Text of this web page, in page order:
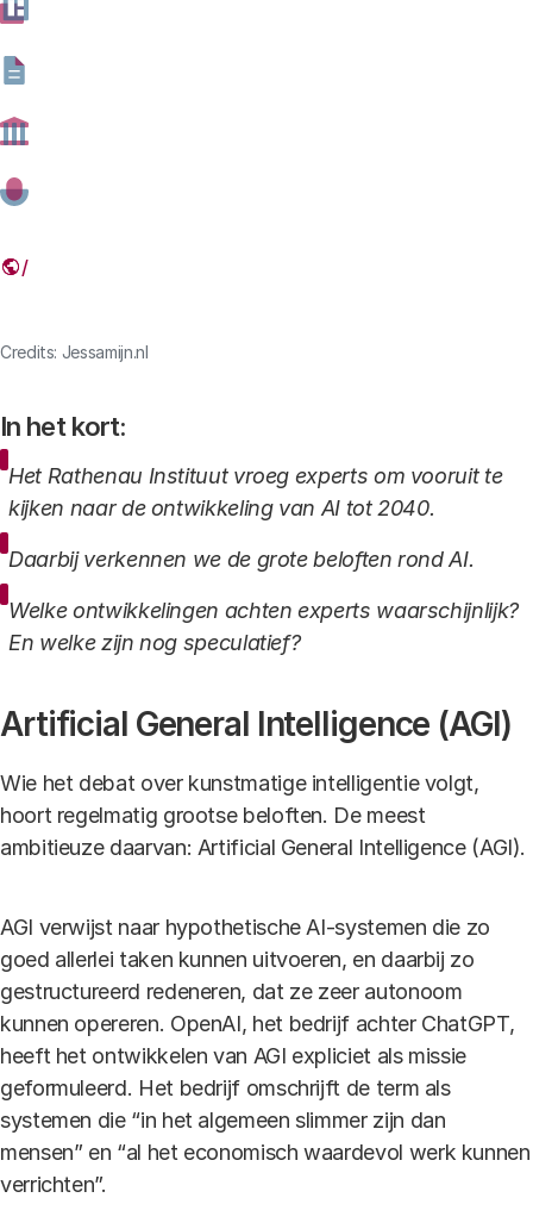
Credits: Jessamijn.nl
In het kort:
Het Rathenau Instituut vroeg experts om vooruit te
kijken naar de ontwikkeling van AI tot 2040.
Daarbij verkennen we de grote beloften rond AI.
Welke ontwikkelingen achten experts waarschijnlijk?
En welke zijn nog speculatief?
Artificial General Intelligence (AGI)
Wie het debat over kunstmatige intelligentie volgt,
hoort regelmatig grootse beloften. De meest
ambitieuze daarvan: Artificial General Intelligence (AGI).
AGI verwijst naar hypothetische AI-systemen die zo
goed allerlei taken kunnen uitvoeren, en daarbij zo
gestructureerd redeneren, dat ze zeer autonoom
kunnen opereren. OpenAI, het bedrijf achter ChatGPT,
heeft het ontwikkelen van AGI expliciet als missie
geformuleerd. Het bedrijf omschrijft de term als
systemen die “in het algemeen slimmer zijn dan
mensen” en “al het economisch waardevol werk kunnen
verrichten”.